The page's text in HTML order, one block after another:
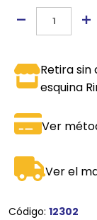
Retira sin
esquina
Ver
Ver el
Código: 12302